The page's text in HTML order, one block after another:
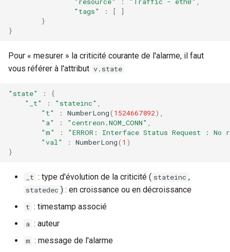
"tags"
: [
]
}
}
Pour « mesurer » la criticité courante de l'alarme, il faut
vous référer à l'attribut v.state
"state" :
{
"_t"
: "stateinc"
"t"
: NumberLong( 1524667892),
"a"
: "centreon.NOM_CONN"
"m"
:
"ERROR: Interface Status Request : No
"val"
: NumberLong( 1 )
}
_t : type d'évolution de la criticité ( stateinc ,
statedec ) : en croissance ou en décroissance
t : timestamp associé
a : auteur
m : message de l'alarme